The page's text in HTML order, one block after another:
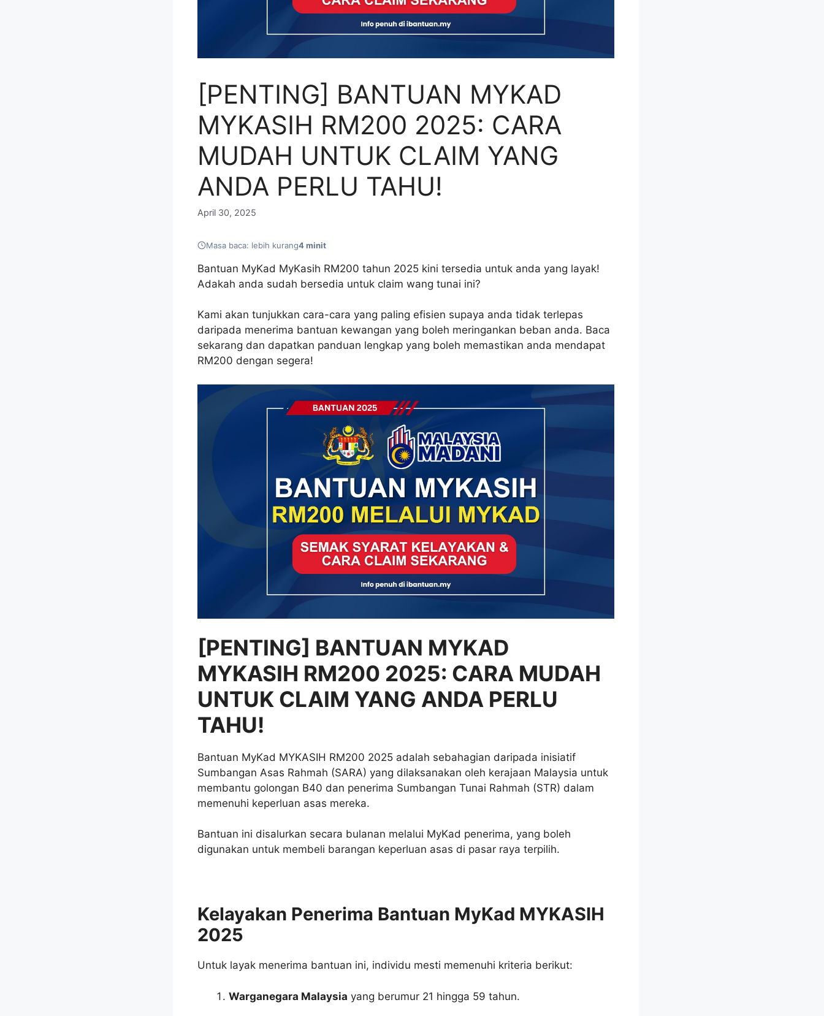
[PENTING] BANTUAN MYKAD
MYKASIH RM200 2025: CARA
MUDAH UNTUK CLAIM YANG
ANDA PERLU TAHU!
April 30, 2025
Masa baca: lebih kurang4 minit
Bantuan MyKad MyKasih RM200 tahun 2025 kini tersedia untuk anda yang layak!
Adakah anda sudah bersedia untuk claim wang tunai ini?
Kami akan tunjukkan cara-cara yang paling efisien supaya anda tidak terlepas
daripada menerima bantuan kewangan yang boleh meringankan beban anda. Baca
sekarang dan dapatkan panduan lengkap yang boleh memastikan anda mendapat
RM200 dengan segera!
[PENTING] BANTUAN MYKAD
MYKASIH RM200 2025: CARA MUDAH
UNTUK CLAIM YANG ANDA PERLU
TAHU!
Bantuan MyKad MYKASIH RM200 2025 adalah sebahagian daripada inisiatif
Sumbangan Asas Rahmah (SARA) yang dilaksanakan oleh kerajaan Malaysia untuk
membantu golongan B40 dan penerima Sumbangan Tunai Rahmah (STR) dalam
memenuhi keperluan asas mereka.
Bantuan ini disalurkan secara bulanan melalui MyKad penerima, yang boleh
digunakan untuk membeli barangan keperluan asas di pasar raya terpilih.
Kelayakan Penerima Bantuan MyKad MYKASIH
2025
Untuk layak menerima bantuan ini, individu mesti memenuhi kriteria berikut:
Warganegara Malaysia yang berumur 21 hingga 59 tahun.